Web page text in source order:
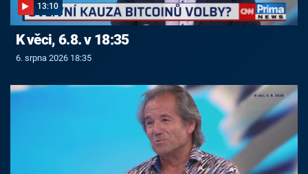
13:10
K věci, 6.8. v 18:35
6. srpna 2026 18:35